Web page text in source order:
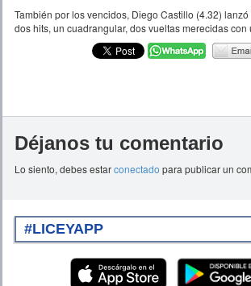
También por los vencidos, Diego Castillo (4.32)
dos hits, un cuadrangular, dos vueltas merecidas con
Déjanos tu comentario
Lo siento, debes estarconectado para publicar un
#LICEYAPP